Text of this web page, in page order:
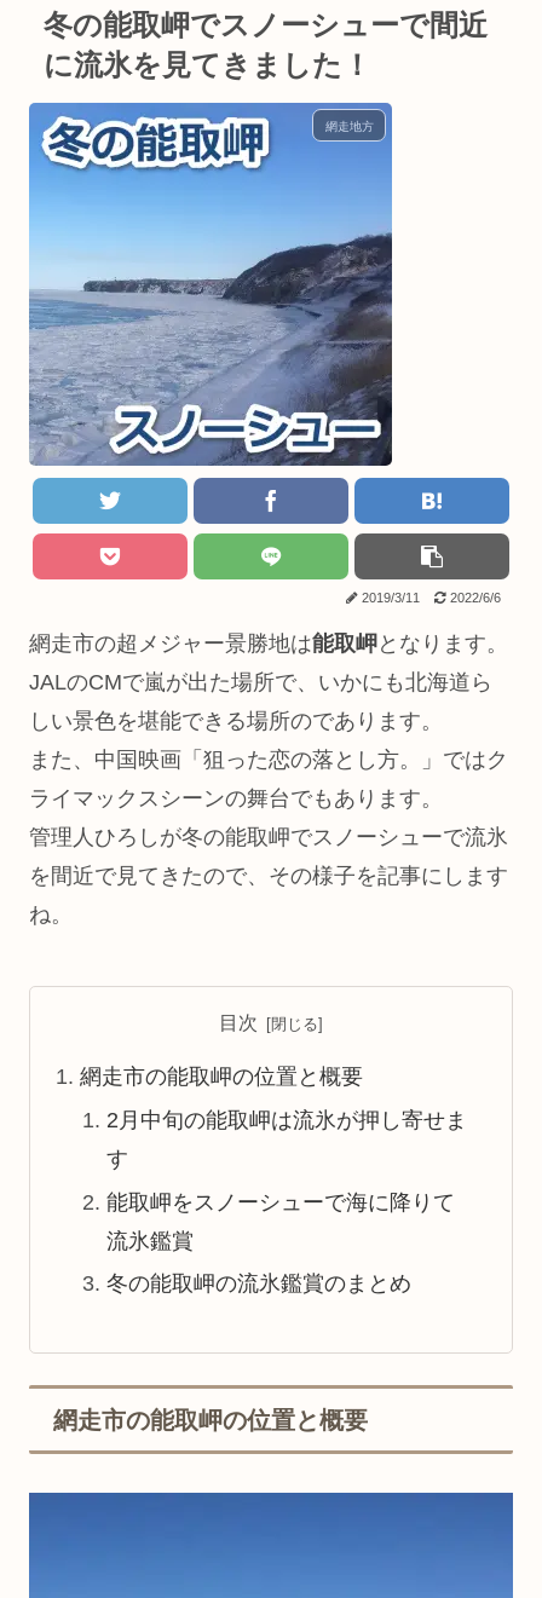
冬の能取岬でスノーシューで間近
に流氷を見てきました！
網走地方
2019/3/11 2022/6/6
網走市の超メジャー景勝地は能取岬となります。
JALのCMで嵐が出た場所で、いかにも北海道ら
しい景色を堪能できる場所のであります。
また、中国映画「狙った恋の落とし方。」ではク
ライマックスシーンの舞台でもあります。
管理人ひろしが冬の能取岬でスノーシューで流氷
を間近で見てきたので、その様子を記事にします
ね。
目次
網走市の能取岬の位置と概要
2月中旬の能取岬は流氷が押し寄せま
す
能取岬をスノーシューで海に降りて
流氷鑑賞
冬の能取岬の流氷鑑賞のまとめ
網走市の能取岬の位置と概要